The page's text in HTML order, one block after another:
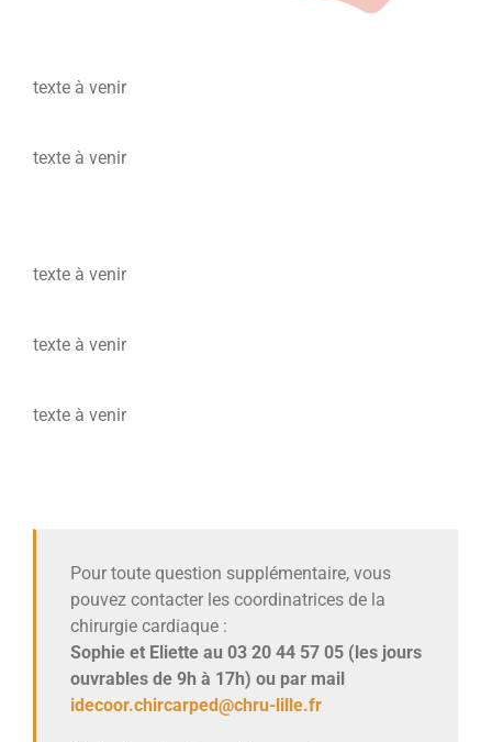
texte à venir
texte à venir
texte à venir
texte à venir
texte à venir
Pour toute question supplémentaire, vous
pouvez contacter les coordinatrices de la
chirurgie cardiaque :
Sophie et Eliette au 03 20 44 57 05 (les jours
ouvrables de 9h à 17h) ou par mail
idecoor.chircarped@chru-lille.fr